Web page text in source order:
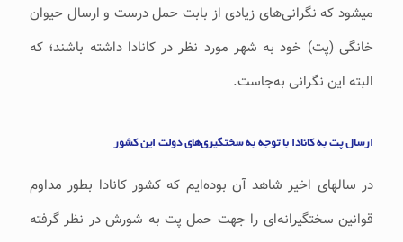
میشود که نگرانی‌های زیادی از بابت حمل درست و ارسال حیوان
خانگی (پت) خود به شهر مورد نظر در کانادا داشته باشند؛ که
البته این نگرانی به‌جاست.
ارسال پت به کانادا با توجه به سختگیری‌های دولت این کشور
در سالهای اخیر شاهد آن بوده‌ایم که کشور کانادا بطور مداوم
قوانین سختگیرانه‌ای را جهت حمل پت به شورش در نظر گرفته